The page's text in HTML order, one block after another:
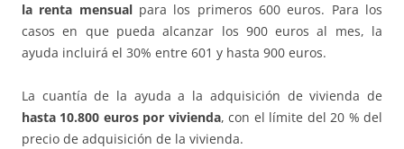
la renta mensualpara los primeros 600 euros. Para los
casos en que pueda alcanzar los 900 euros al mes, la
ayuda incluirá el 30% entre 601 y hasta 900 euros.
La cuantía de la ayuda a la adquisición de vivienda de
hasta 10.800 euros por vivienda, con el límite del 20 % del
precio de adquisición de la vivienda.